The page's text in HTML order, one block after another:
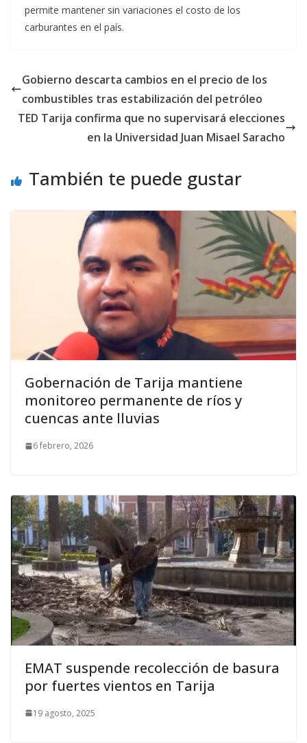
permite mantener sin variaciones el costo de los
carburantes en el país.
Gobierno descarta cambios en el precio de los
combustibles tras estabilización del petróleo
TED Tarija confirma que no supervisará elecciones
en la Universidad Juan Misael Saracho
También te puede gustar
Gobernación de Tarija mantiene
monitoreo permanente de ríos y
cuencas ante lluvias
6 febrero, 2026
EMAT suspende recolección de basura
por fuertes vientos en Tarija
19 agosto, 2025